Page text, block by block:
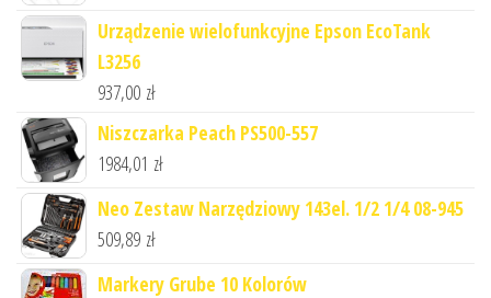
Urządzenie wielofunkcyjne Epson EcoTank
L3256
937,00 zł
Niszczarka Peach PS500-557
1984,01 zł
Neo Zestaw Narzędziowy 143el. 1/2 1/4 08-945
509,89 zł
Markery Grube 10 Kolorów